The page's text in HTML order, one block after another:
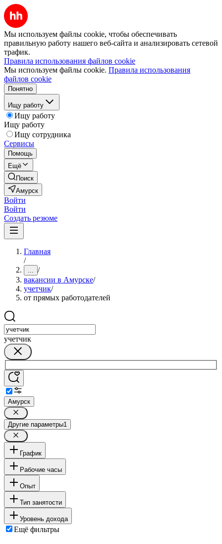
Мы используем файлы cookie, чтобы обеспечивать
правильную работу нашего веб-сайта и анализировать сетевой
трафик.
Правила использования файлов cookie
Мы используем файлы cookie. Правила использования
файлов cookie
Понятно
Ищу работу
Ищу работу
Ищу работу
Ищу сотрудника
Сервисы
Помощь
Ещё
Поиск
Амурск
Войти
Войти
Создать резюме
Главная
/
... /
вакансии в Амурске/
учетчик/
от прямых работодателей
учетчик
Амурск
Другие параметры1
График
Рабочие часы
Опыт
Тип занятости
Уровень дохода
Ещё фильтры